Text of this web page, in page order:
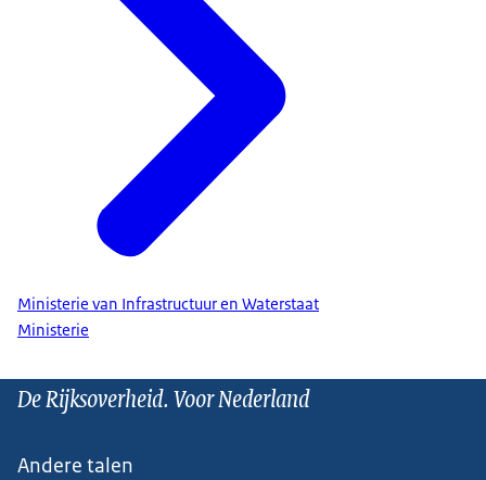
Ministerie van Infrastructuur en Waterstaat
Ministerie
De Rijksoverheid. Voor Nederland
Andere talen